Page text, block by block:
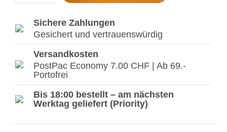
Sichere Zahlungen
Gesichert und vertrauenswürdig
Versandkosten
PostPac Economy 7.00 CHF | Ab 69.-
Portofrei
Bis 18:00 bestellt – am nächsten
Werktag geliefert (Priority)